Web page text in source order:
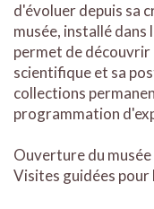
d'évoluer depuis sa
musée, installé dans
permet de
scientifique et sa
collections
programmation
Ouverture du
Visites guidées